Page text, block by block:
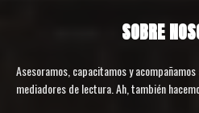
SOBRE
Asesoramos, capacitamos y
mediadores de lectura. Ah, también